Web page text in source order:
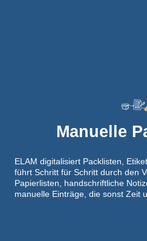
Manuelle
ELAM digitalisiert Packlisten,
führt Schritt für Schritt durch den
Papierlisten, handschriftliche
manuelle Einträge, die sonst Zeit